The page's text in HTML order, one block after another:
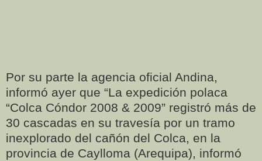
Por su parte la agencia oficial Andina,
informó ayer que “La expedición polaca
“Colca Cóndor 2008 & 2009” registró más de
30 cascadas en su travesía por un tramo
inexplorado del cañón del Colca, en la
provincia de Caylloma (Arequipa), informó